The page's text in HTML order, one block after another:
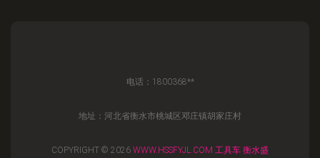
电话：1800368**
地址：河北省衡水市桃城区邓庄镇胡家庄村
COPYRIGHT © 2026 WWW.HSSFYJL.COM 工具车 衡水盛